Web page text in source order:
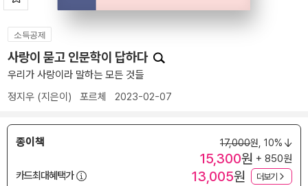
소득공제
사랑이 묻고 인문학이 답하다
우리가 사랑이라 말하는 모든 것들
정지우 (지은이) 포르체 2023-02-07
종이책 17,000원, 10%
15,300원 + 850원
카드최대혜택가
13,005원 더보기